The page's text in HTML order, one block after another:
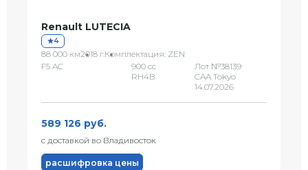
Renault LUTECIA
4
88 000 км2018 г.Комплектация: ZEN
F5 AC
900 сс
RH4B
Лот №38139
CAA Tokyo
14.07.2026
589 126 руб.
с доставкой во Владивосток
расшифровка цены